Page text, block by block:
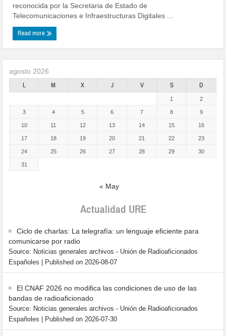
reconocida por la Secretaria de Estado de
Telecomunicaciones e Infraestructuras Digitales ...
Read more
agosto 2026
L
M X J V S D
1 2
3 4 5 6 7 8 9
10 11 12 13 14 15 16
17 18 19 20 21 22 23
24 25 26 27 28 29 30
31
« May
Actualidad URE
Ciclo de charlas: La telegrafía: un lenguaje eficiente para
comunicarse por radio
Source: Noticias generales archivos - Unión de Radioaficionados
Españoles
Published on 2026-08-07
El CNAF 2026 no modifica las condiciones de uso de las
bandas de radioaficionado
Source: Noticias generales archivos - Unión de Radioaficionados
Españoles
Published on 2026-07-30